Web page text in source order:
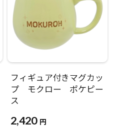
フィギュア付きマグカッ
プ モクロー ポケピー
ス
2,420 円